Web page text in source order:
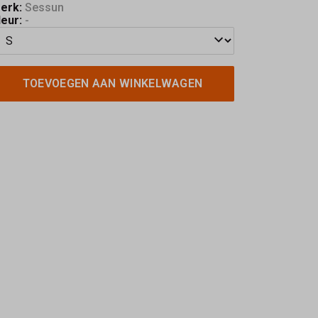
Sessun
-
TOEVOEGEN AAN WINKELWAGEN